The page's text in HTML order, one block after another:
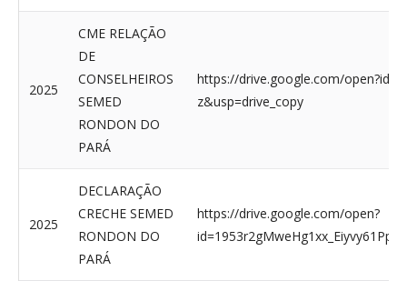
2025
CME RELAÇÃO
DE
CONSELHEIROS
SEMED
RONDON DO
PARÁ
https://drive.google.com/
z&usp=drive_copy
2025
DECLARAÇÃO
CRECHE SEMED
RONDON DO
PARÁ
https://drive.google.com/open?